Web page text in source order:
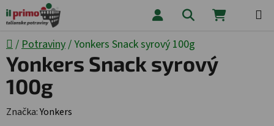
Prejsť na obsah Hľadať
Domov
/ Potraviny/Yonkers Snack syrový 100g
Yonkers Snack syrový
100g
Značka:Yonkers